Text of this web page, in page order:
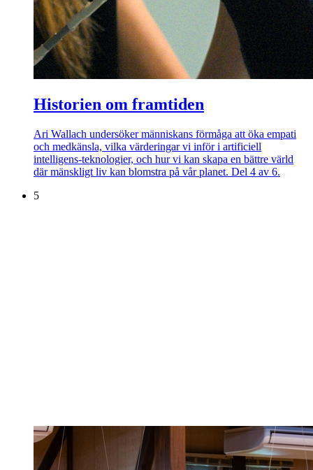
Historien om framtiden
Ari Wallach undersöker människans förmåga att öka empati
och medkänsla, vilka värderingar vi inför i artificiell
intelligens-teknologier, och hur vi kan skapa en bättre värld
där mänskligt liv kan blomstra på vår planet. Del 4 av 6.
5